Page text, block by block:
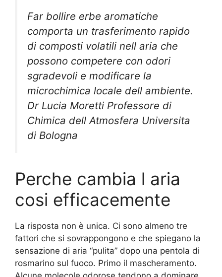
Far bollire erbe aromatiche
comporta un trasferimento rapido
di composti volatili nell aria che
possono competere con odori
sgradevoli e modificare la
microchimica locale dell ambiente.
Dr Lucia Moretti Professore di
Chimica dell Atmosfera Universita
di Bologna
Perche cambia l aria
cosi efficacemente
La risposta non è unica. Ci sono almeno tre
fattori che si sovrappongono e che spiegano la
sensazione di aria “pulita” dopo una pentola di
rosmarino sul fuoco. Primo il mascheramento.